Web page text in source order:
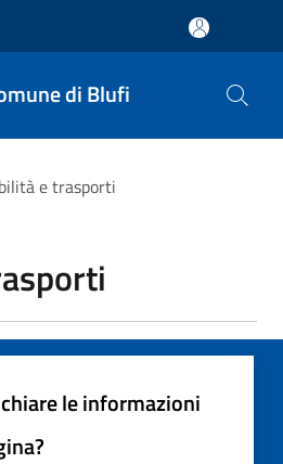
di Blufi
e trasporti
le informazioni